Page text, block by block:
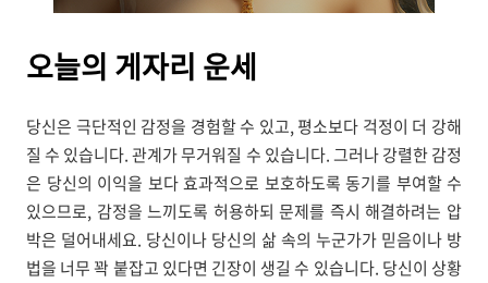
오늘의 게자리 운세
당신은 극단적인 감정을 경험할 수 있고, 평소보다 걱정이 더 강해
질 수 있습니다. 관계가 무거워질 수 있습니다. 그러나 강렬한 감정
은 당신의 이익을 보다 효과적으로 보호하도록 동기를 부여할 수
있으므로, 감정을 느끼도록 허용하되 문제를 즉시 해결하려는 압
박은 덜어내세요. 당신이나 당신의 삶 속의 누군가가 믿음이나 방
법을 너무 꽉 붙잡고 있다면 긴장이 생길 수 있습니다. 당신이 상황